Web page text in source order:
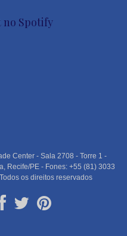
no Spotify
Center - Sala 2708 - Torre 1 -
Recife/PE - Fones: +55 (81) 3033
os direitos reservados